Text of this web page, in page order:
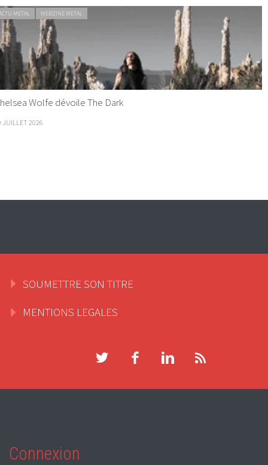
METAL WEBZINE METAL
Wolfe dévoile The Dark
JUILLET 2026
SOUMETTRE SON TITRE
MENTIONS LEGALES
Connexion